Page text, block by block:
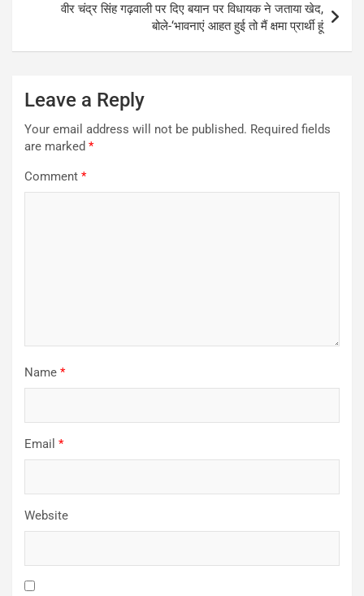
वीर चंद्र सिंह गढ़वाली पर दिए बयान पर विधायक ने जताया खेद,
बोले-‘भावनाएं आहत हुई तो मैं क्षमा प्रार्थी हूं
Leave a Reply
Your email address will not be published. Required fields
are marked *
Comment *
Name *
Email *
Website